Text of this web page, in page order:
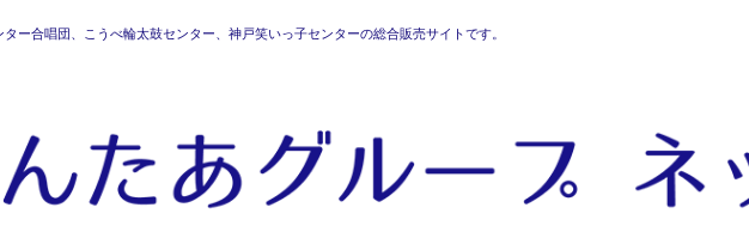
ー合唱団、こうべ輪太鼓センター、神戸笑いっ子センターの総合販売サイトです。